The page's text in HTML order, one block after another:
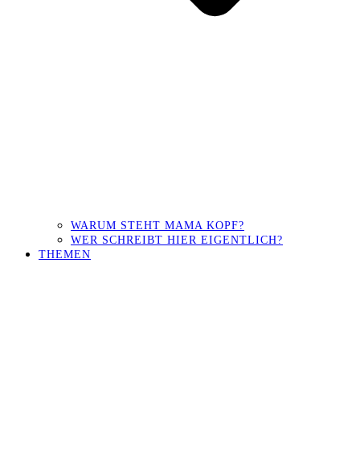
WARUM STEHT MAMA KOPF?
WER SCHREIBT HIER EIGENTLICH?
THEMEN